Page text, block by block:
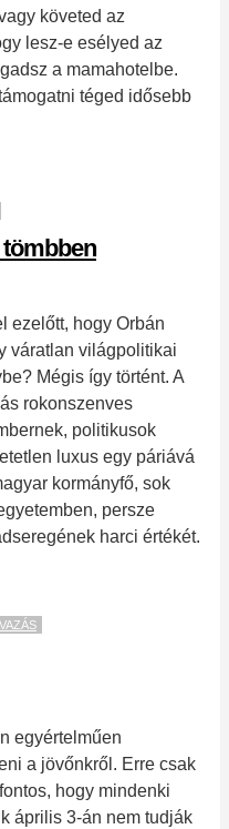
követed az
lesz-e esélyed az
a mamahotelbe.
téged idősebb
ezelőtt, hogy Orbán
váratlan világpolitikai
Mégis így történt. A
rokonszenves
politikusok
luxus egy páriává
kormányfő, sok
persze
harci értékét.
egyértelműen
a jövőnkről. Erre csak
hogy mindenki
április 3-án nem tudják